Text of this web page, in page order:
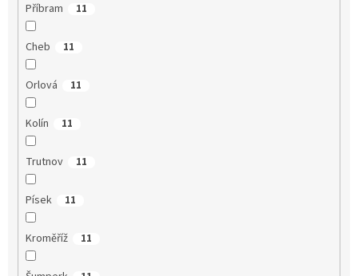
Příbram 11
Cheb 11
Orlová 11
Kolín 11
Trutnov 11
Písek 11
Kroměříž 11